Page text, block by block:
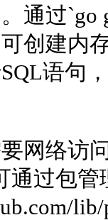
通过`go
创建内
语句
络访问
通过包管